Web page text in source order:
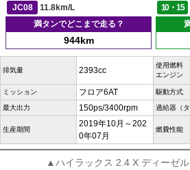
JC08
11.8km/L 10・15
満タンでどこまで走る？
944km
排気量 2393cc
使用燃料
エンジン
ミッション フロア6AT 駆動方式
最大出力 150ps/3400rpm 過給器（タ
生産期間
2019年10月～202
0年07月
燃費性能
▲ハイラックス 2.4 X ディーゼ